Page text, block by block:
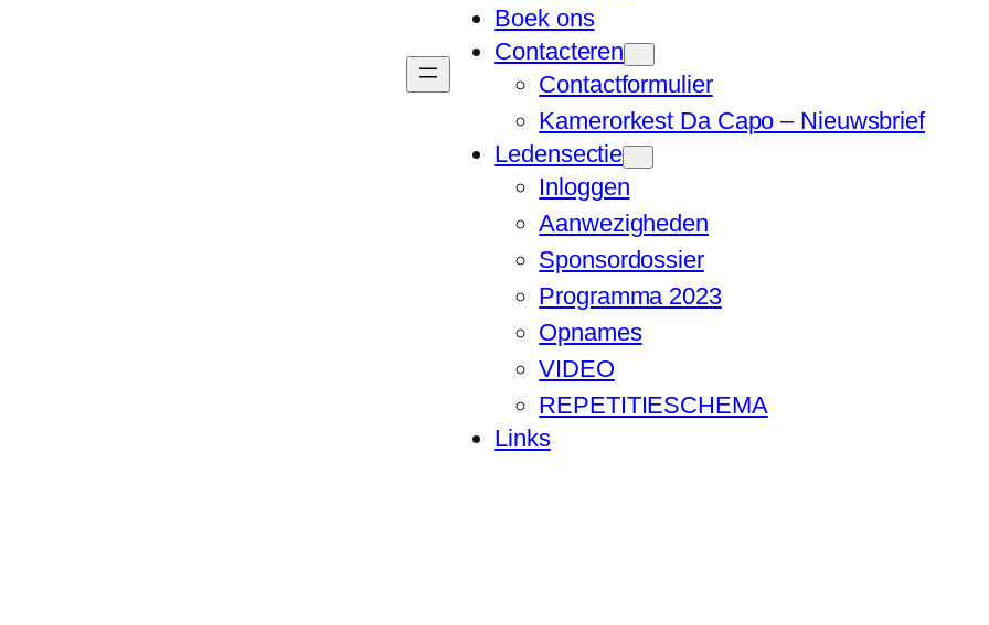
Boek ons
Contacteren
Contactformulier
Kamerorkest Da Capo – Nieuwsbrief
Ledensectie
Inloggen
Aanwezigheden
Sponsordossier
Programma 2023
Opnames
VIDEO
REPETITIESCHEMA
Links